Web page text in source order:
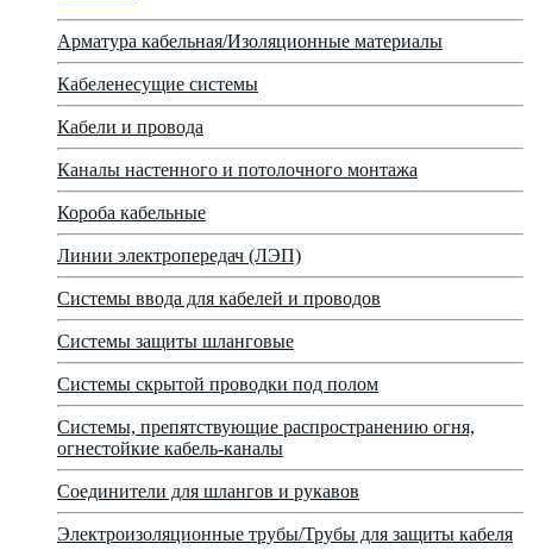
Арматура кабельная/Изоляционные материалы
Кабеленесущие системы
Кабели и провода
Каналы настенного и потолочного монтажа
Короба кабельные
Линии электропередач (ЛЭП)
Системы ввода для кабелей и проводов
Системы защиты шланговые
Системы скрытой проводки под полом
Системы, препятствующие распространению огня,
огнестойкие кабель-каналы
Соединители для шлангов и рукавов
Электроизоляционные трубы/Трубы для защиты кабеля